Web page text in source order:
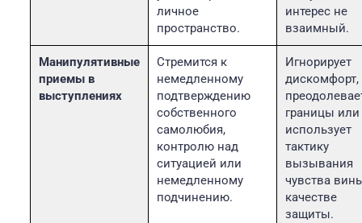
личное
пространство.
интерес не
взаимный.
Манипулятивные
приемы в
выступлениях
Стремится к
немедленному
подтверждению
собственного
самолюбия,
контролю над
ситуацией или
немедленному
подчинению.
Игнорирует
дискомфорт,
границы или
использует
тактику
вызывания
чувства
качестве
защиты.